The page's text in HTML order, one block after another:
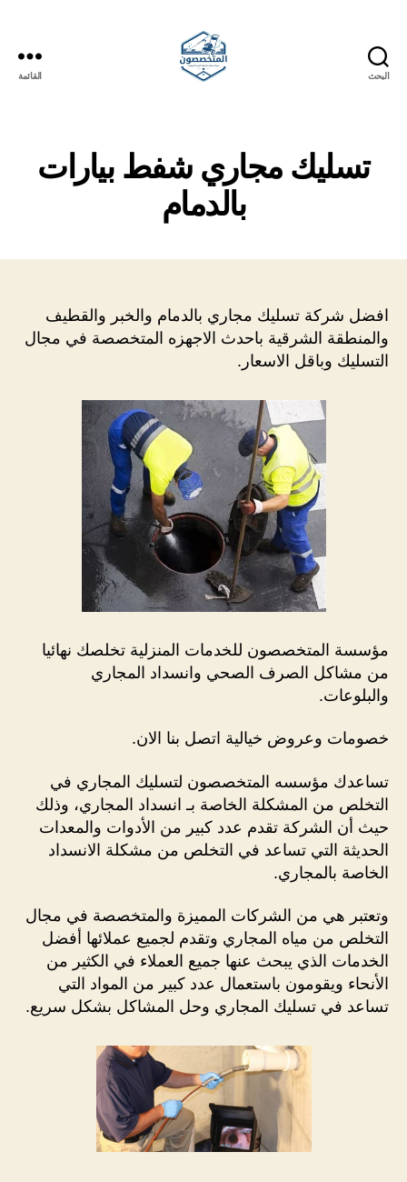
البحث القائمة
تسليك مجاري شفط بيارات
بالدمام
افضل شركة تسليك مجاري بالدمام والخبر والقطيف
والمنطقة الشرقية باحدث الاجهزه المتخصصة في مجال
التسليك وباقل الاسعار.
مؤسسة المتخصصون للخدمات المنزلية تخلصك نهائيا
من مشاكل الصرف الصحي وانسداد المجاري
والبلوعات.
خصومات وعروض خيالية اتصل بنا الان.
تساعدك مؤسسه المتخصصون لتسليك المجاري في
التخلص من المشكلة الخاصة بـ انسداد المجاري، وذلك
حيث أن الشركة تقدم عدد كبير من الأدوات والمعدات
الحديثة التي تساعد في التخلص من مشكلة الانسداد
الخاصة بالمجاري.
وتعتبر هي من الشركات المميزة والمتخصصة في مجال
التخلص من مياه المجاري وتقدم لجميع عملائها أفضل
الخدمات الذي يبحث عنها جميع العملاء في الكثير من
الأنحاء ويقومون باستعمال عدد كبير من المواد التي
تساعد في تسليك المجاري وحل المشاكل بشكل سريع.